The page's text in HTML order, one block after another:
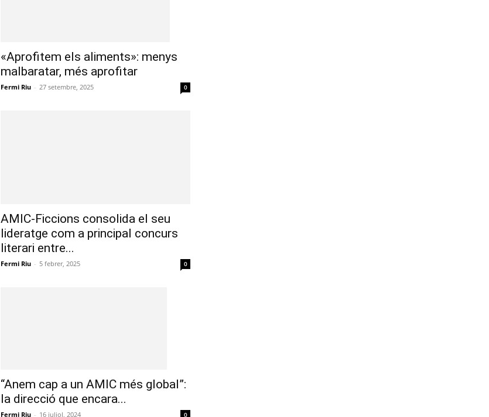
«Aprofitem els aliments»: menys
malbaratar, més aprofitar
Fermi Riu - 27 setembre, 2025 0
AMIC-Ficcions consolida el seu
lideratge com a principal concurs
literari entre...
Fermi Riu - 5 febrer, 2025 0
“Anem cap a un AMIC més global”:
la direcció que encara...
Fermi Riu - 16 juliol, 2024 0